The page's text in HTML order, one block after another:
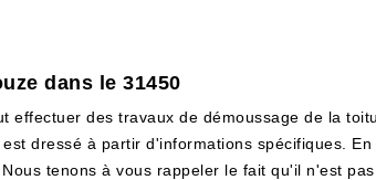
dans le 31450
effectuer des travaux de démoussage de la
dressé à partir d'informations spécifiques.
tenons à vous rappeler le fait qu'il n'est